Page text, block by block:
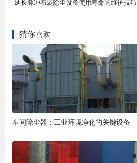
延长脉冲布袋除尘设备使用寿命的维护技巧
猜你喜欢
车间除尘器：工业环境净化的关键设备